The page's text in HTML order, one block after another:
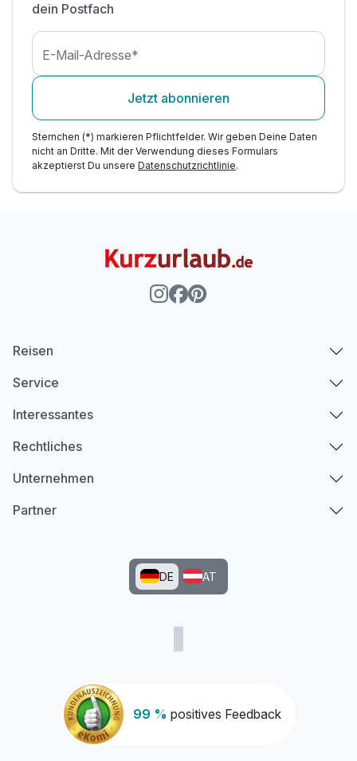
dein Postfach
E-Mail-Adresse*
Jetzt abonnieren
Sternchen (*) markieren Pflichtfelder. Wir geben Deine Daten
nicht an Dritte. Mit der Verwendung dieses Formulars
akzeptierst Du unsere Datenschutzrichtlinie.
99 % positives Feedback
Reisen
Service
Interessantes
Rechtliches
Unternehmen
Partner
DE AT